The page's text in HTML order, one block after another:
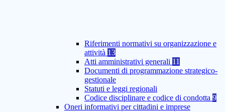
Riferimenti normativi su organizzazione e
attività 13
Atti amministrativi generali 11
Documenti di programmazione strategico-
gestionale
Statuti e leggi regionali
Codice disciplinare e codice di condotta 9
Oneri informativi per cittadini e imprese